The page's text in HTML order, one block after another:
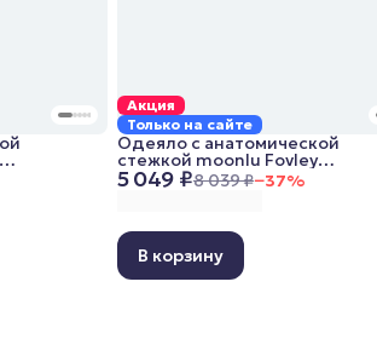
Акция
Только на сайте
5 049 ₽8 039 ₽−37%
Одеяло с анатомической
стежкой moonlu Fovley
Lightweight, 140x205 см,
облегченное
В корзину